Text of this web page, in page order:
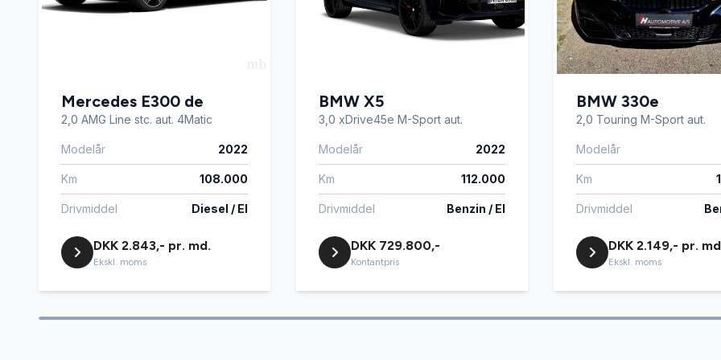
Kørecomputer
LED kørelys Læderrat Lædersæder
Musikstreaming via bluetooth Navigation Parkeringssensor bagved
Parkeringssensor foran Ratgearskifte Skiltegenkendelse
Sportssæder Sædevarme Tonede ruder
Mercedes E300 de
2,0 AMG Line stc. aut. 4Matic
Modelår 2022
Km 108.000
Drivmiddel Diesel / El
DKK 2.843,- pr. md.
Ekskl. moms
BMW X5
3,0 xDrive45e M-Sport aut.
Modelår 2022
Km 112.000
Drivmiddel Benzin / El
DKK 729.800,-
Kontantpris
BMW 330e
2,0 Touring M-Sport aut.
Modelår
Km
Drivmiddel
DKK 2.149,- pr.
Ekskl. moms